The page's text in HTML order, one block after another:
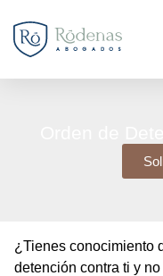
¿Tienes conocimiento
detención contra ti y